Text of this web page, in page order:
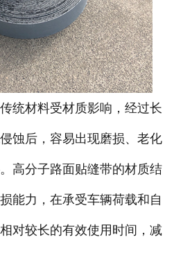
材料受材质影响，经过长
蚀后，容易出现磨损、老化
高分子路面贴缝带的材质结
能力，在承受车辆荷载和自
对较长的有效使用时间，减